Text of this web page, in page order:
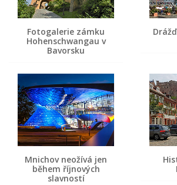
Fotogalerie zámku
Hohenschwangau v
Bavorsku
Mnichov neožívá jen
během říjnových
slavností